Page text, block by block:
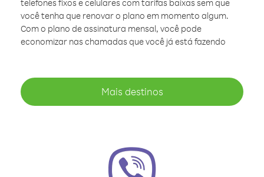
telefones fixos e celulares com tarifas baixas sem que
você tenha que renovar o plano em momento algum.
Com o plano de assinatura mensal, você pode
economizar nas chamadas que você já está fazendo
Mais destinos